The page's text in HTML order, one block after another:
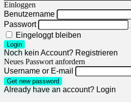
Einloggen
Benutzername
Passwort
Eingeloggt bleiben
Login
Noch kein Account? Registrieren
Neues Passwort anfordern
Username or E-mail
Get new password
Already have an account? Login